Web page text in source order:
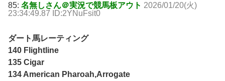
85: 名無しさん＠実況で競馬板アウト 2026/01/20(火)
23:34:49.87 ID:2YNuFsit0
ダート馬レーティング
140 Flightline
135 Cigar
134 American Pharoah,Arrogate